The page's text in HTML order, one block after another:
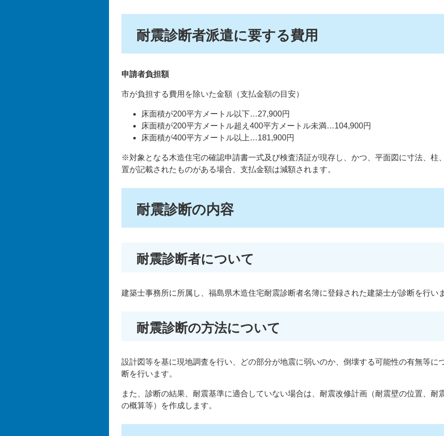
耐震診断者派遣に要する費用
申請者負担額
市が負担する費用を除いた金額（支払金額の目安）
床面積が200平方メートル以下…27,900円
床面積が200平方メートル超え400平方メートル未満…104,900円
床面積が400平方メートル以上…181,900円
※対象となる木造住宅の確認申請書一式及び検査済証が現存し、かつ、平面図に寸法、柱
置が記載されたものがある場合、支払金額は減額されます。
耐震診断の内容
耐震診断者について
建築士事務所に所属し、福島県木造住宅耐震診断者名簿に登録された建築士が診断を行い
耐震診断の方法について
設計図等を基に現地調査を行い、どの部分が地震に弱いのか、倒壊する可能性の有無等に
断を行います。
また、診断の結果、耐震基準に適合していない場合は、耐震改修計画（耐震壁の位置、耐
の概算等）を作成します。